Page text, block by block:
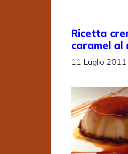
Ricetta
caramel al
11 Luglio 2011